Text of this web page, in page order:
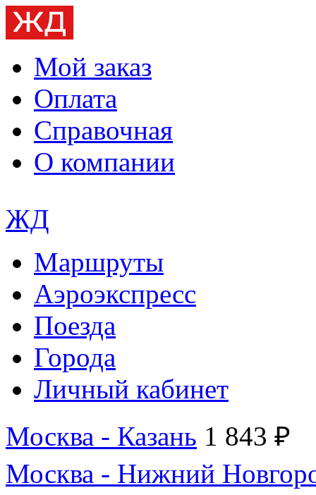
Мой заказ
Оплата
Справочная
О компании
ЖД
Маршруты
Аэроэкспресс
Поезда
Города
Личный кабинет
Москва - Казань 1 843 ₽
Москва - Нижний